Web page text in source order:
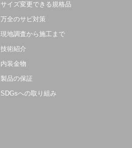
サイズ変更できる規格品
万全のサビ対策
現地調査から施工まで
技術紹介
内装金物
製品の保証
SDGsへの取り組み